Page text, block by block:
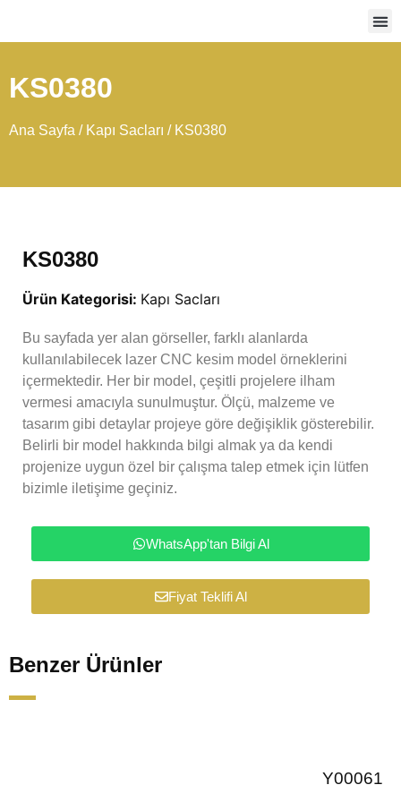
KS0380
Ana Sayfa / Kapı Sacları / KS0380
KS0380
Ürün Kategorisi: Kapı Sacları
Bu sayfada yer alan görseller, farklı alanlarda
kullanılabilecek lazer CNC kesim model örneklerini
içermektedir. Her bir model, çeşitli projelere ilham
vermesi amacıyla sunulmuştur. Ölçü, malzeme ve
tasarım gibi detaylar projeye göre değişiklik gösterebilir.
Belirli bir model hakkında bilgi almak ya da kendi
projenize uygun özel bir çalışma talep etmek için lütfen
bizimle iletişime geçiniz.
WhatsApp'tan Bilgi Al
Fiyat Teklifi Al
Benzer Ürünler
Y00061